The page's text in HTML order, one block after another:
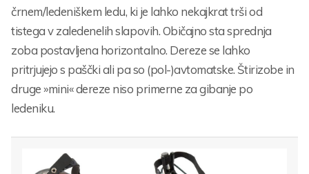
črnem/ledeniškem ledu, ki je lahko nekajkrat trši od
tistega v zaledenelih slapovih. Običajno sta sprednja
zoba postavljena horizontalno. Dereze se lahko
pritrjujejo s paščki ali pa so (pol-)avtomatske. Štirizobe in
druge »mini« dereze niso primerne za gibanje po
ledeniku.